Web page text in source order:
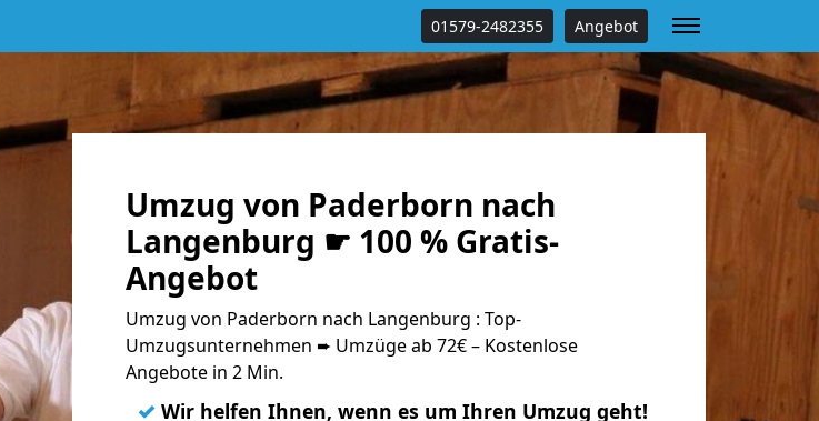
01579-2482355 Angebot
Umzug von Paderborn nach
Langenburg ☛ 100 % Gratis-
Angebot
Umzug von Paderborn nach Langenburg : Top-
Umzugsunternehmen ➨ Umzüge ab 72€ – Kostenlose
Angebote in 2 Min.
✓ Wir helfen Ihnen, wenn es um Ihren Umzug geht!